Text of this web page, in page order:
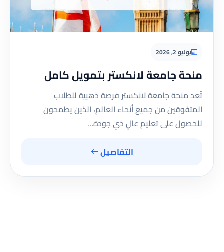
يونيو 2, 2026
منحة جامعة لانكستر بتمويل كامل
تُعد منحة جامعة لانكستر فرصة ذهبية للطلاب
المتفوقين من جميع أنحاء العالم، الذين يطمحون
للحصول على تعليم عالٍ ذي جودة…
التفاصيل